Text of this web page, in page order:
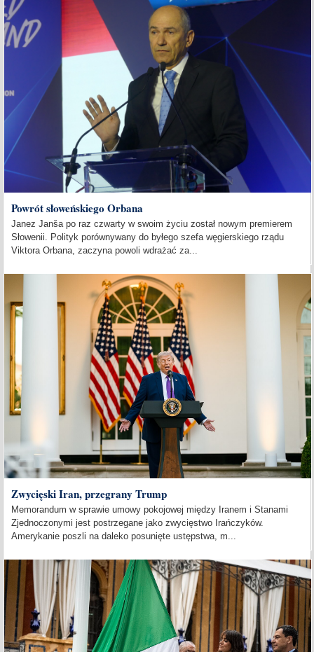
Powrót słoweńskiego Orbana
Janez Janša po raz czwarty w swoim życiu został nowym premierem
Słowenii. Polityk porównywany do byłego szefa węgierskiego rządu
Viktora Orbana, zaczyna powoli wdrażać za...
Zwycięski Iran, przegrany Trump
Memorandum w sprawie umowy pokojowej między Iranem i Stanami
Zjednoczonymi jest postrzegane jako zwycięstwo Irańczyków.
Amerykanie poszli na daleko posunięte ustępstwa, m...